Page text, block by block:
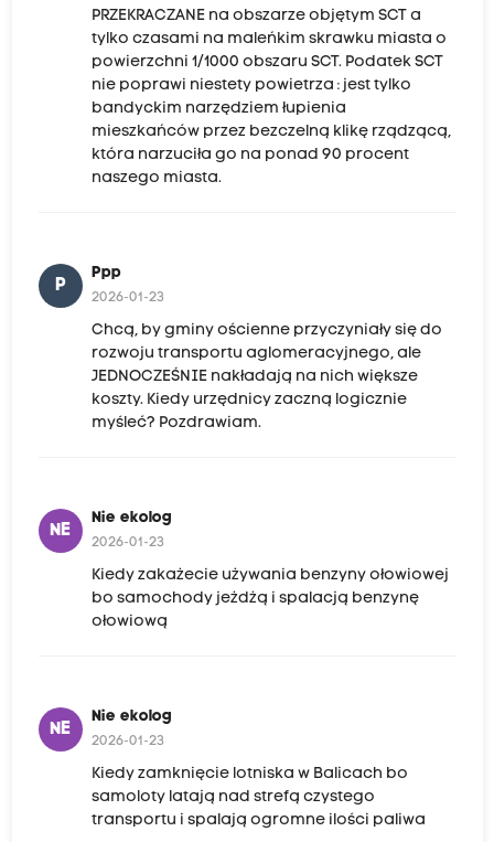
PRZEKRACZANE na obszarze objętym SCT a
tylko czasami na maleńkim skrawku miasta o
powierzchni 1/1000 obszaru SCT. Podatek SCT
nie poprawi niestety powietrza : jest tylko
bandyckim narzędziem łupienia
mieszkańców przez bezczelną klikę rządzącą,
która narzuciła go na ponad 90 procent
naszego miasta.
P
Ppp
2026-01-23
Chcą, by gminy ościenne przyczyniały się do
rozwoju transportu aglomeracyjnego, ale
JEDNOCZEŚNIE nakładają na nich większe
koszty. Kiedy urzędnicy zaczną logicznie
myśleć? Pozdrawiam.
NE
Nie ekolog
2026-01-23
Kiedy zakażecie używania benzyny ołowiowej
bo samochody jeżdżą i spalacją benzynę
ołowiową
NE
Nie ekolog
2026-01-23
Kiedy zamknięcie lotniska w Balicach bo
samoloty latają nad strefą czystego
transportu i spalają ogromne ilości paliwa